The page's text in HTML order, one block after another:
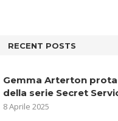
RECENT POSTS
Gemma Arterton
della serie Secret
8 Aprile 2025